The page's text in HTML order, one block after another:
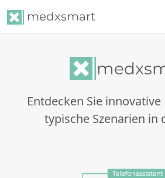
medxsmart
Entdecken Sie
typische Szenarien in